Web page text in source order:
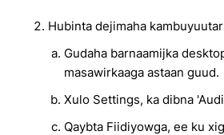
Hubinta dejimaha
Gudaha barnaamijka
masawirkaaga astaan guud.
Xulo Settings, ka dibna
Qaybta Fiidiyowga, ee ku